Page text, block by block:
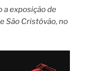
a exposição de
São Cristóvão, no